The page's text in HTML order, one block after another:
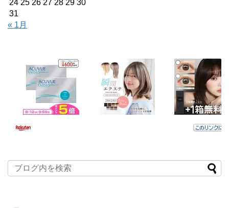
24 25 26 27 28 29 30
31
« 1月